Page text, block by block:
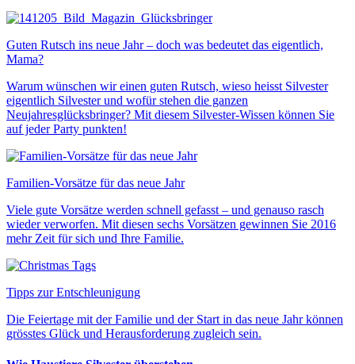
Guten Rutsch ins neue Jahr – doch was bedeutet das eigentlich,
Mama?
Warum wünschen wir einen guten Rutsch, wieso heisst Silvester
eigentlich Silvester und wofür stehen die ganzen
Neujahresglücksbringer? Mit diesem Silvester-Wissen können Sie
auf jeder Party punkten!
Familien-Vorsätze für das neue Jahr
Viele gute Vorsätze werden schnell gefasst – und genauso rasch
wieder verworfen. Mit diesen sechs Vorsätzen gewinnen Sie 2016
mehr Zeit für sich und Ihre Familie.
Tipps zur Entschleunigung
Die Feiertage mit der Familie und der Start in das neue Jahr können
grösstes Glück und Herausforderung zugleich sein.